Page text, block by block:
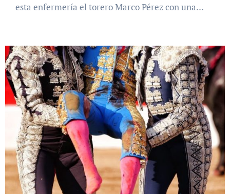
esta enfermería el torero Marco Pérez con una…